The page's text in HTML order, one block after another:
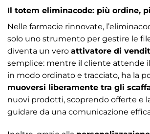
Il totem eliminacode: più ordine,
Nelle farmacie rinnovate,
solo uno strumento per gestire le
diventa un vero attivatore di
semplice: mentre il cliente attende
in modo ordinato e tracciato, ha la
muoversi liberamente tra gli
nuovi prodotti, scoprendo offerte e
guidare da una comunicazione